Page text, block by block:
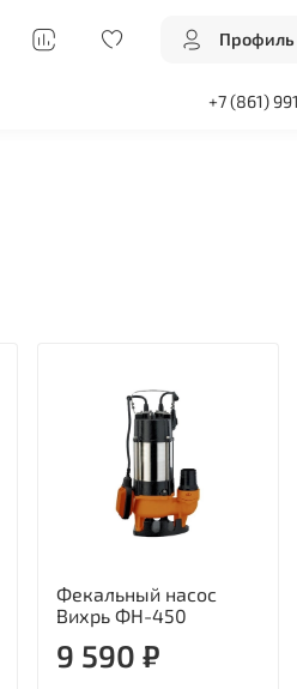
Профиль
+7 (861)
Фекальный насос
Вихрь ФН-450
9 590 ₽